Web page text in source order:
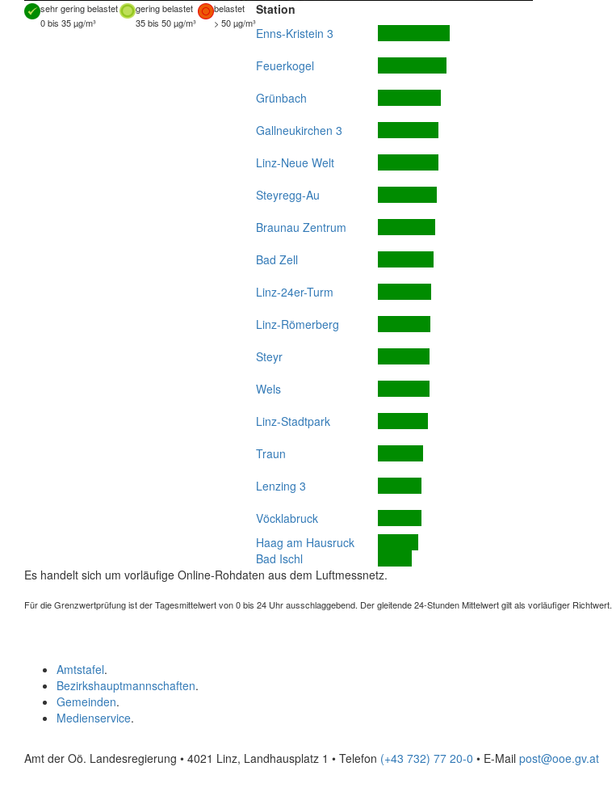
sehr gering belastet gering belastet
belastet
0 bis 35 µg/m³
35 bis 50 µg/m³ > 50 µg/m³
Station
Enns-Kristein 3
Feuerkogel
Grünbach
Gallneukirchen 3
Linz-Neue Welt
Steyregg-Au
Braunau Zentrum
Bad Zell
Linz-24er-Turm
Linz-Römerberg
Steyr
Wels
Linz-Stadtpark
Traun
Lenzing 3
Vöcklabruck
Haag am Hausruck
Bad Ischl
Es handelt sich um vorläufige Online-Rohdaten aus dem Luftmessnetz.
Für die Grenzwertprüfung ist der Tagesmittelwert von 0 bis 24 Uhr ausschlaggebend. Der gleitende 24-Stunden Mittelwert gilt als vorläufiger Richtwert.
Amtstafel.
Bezirkshauptmannschaften.
Gemeinden.
Medienservice.
Amt der Oö. Landesregierung • 4021 Linz, Landhausplatz 1 • Telefon (+43 732) 77 20-0 • E-Mail post@ooe.gv.at